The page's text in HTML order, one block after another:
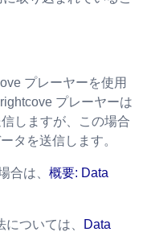
プレーヤーを使用
プレーヤーは
しますが、この場合
タを送信します。
合は、 概要: Data
ついては、
Data